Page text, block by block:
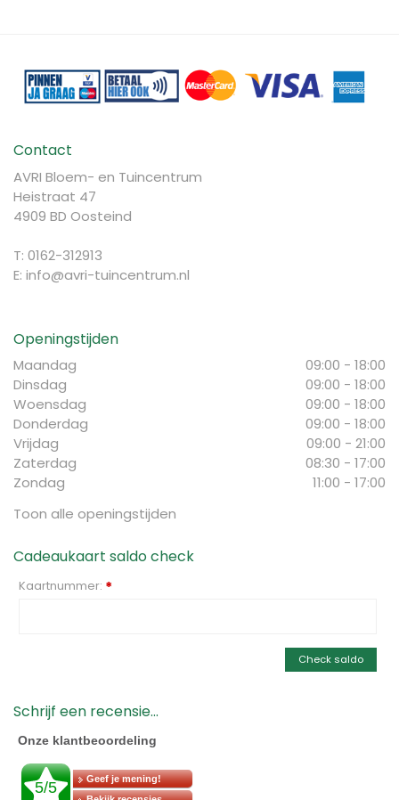
Contact
AVRI Bloem- en Tuincentrum
Heistraat 47
4909 BD Oosteind
T: 0162-312913
E: info@avri-tuincentrum.nl
Openingstijden
Maandag
09:00 - 18:00
Dinsdag
09:00 - 18:00
Woensdag
09:00 - 18:00
Donderdag
09:00 - 18:00
Vrijdag
09:00 - 21:00
Zaterdag
08:30 - 17:00
Zondag
11:00 - 17:00
Toon alle openingstijden
Cadeaukaart saldo check
Kaartnummer: *
Check saldo
Schrijf een recensie...